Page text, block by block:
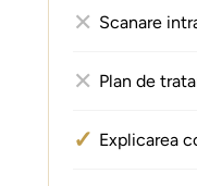
✕ Scanare
✕ Plan de
✓ Explicarea